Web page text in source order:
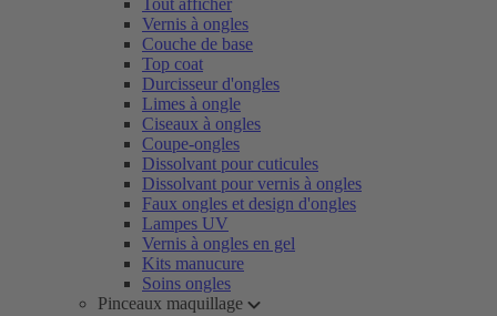
Tout afficher
Vernis à ongles
Couche de base
Top coat
Durcisseur d'ongles
Limes à ongle
Ciseaux à ongles
Coupe-ongles
Dissolvant pour cuticules
Dissolvant pour vernis à ongles
Faux ongles et design d'ongles
Lampes UV
Vernis à ongles en gel
Kits manucure
Soins ongles
Pinceaux maquillage